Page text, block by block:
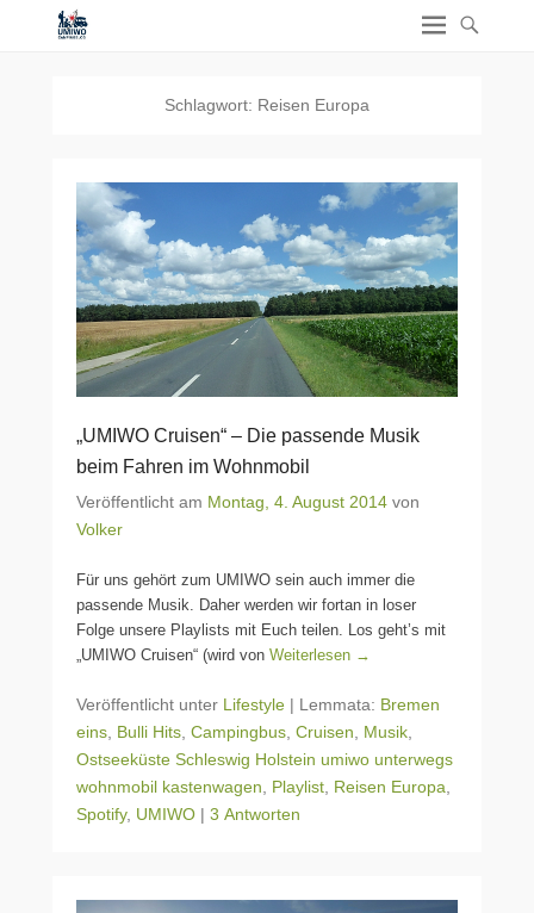
Schlagwort: Reisen Europa
„UMIWO Cruisen“ – Die passende Musik
beim Fahren im Wohnmobil
Veröffentlicht am Montag, 4. August 2014 von
Volker
Für uns gehört zum UMIWO sein auch immer die
passende Musik. Daher werden wir fortan in loser
Folge unsere Playlists mit Euch teilen. Los geht’s mit
„UMIWO Cruisen“ (wird von Weiterlesen →
Veröffentlicht unter Lifestyle | Lemmata: Bremen
eins Bulli Hits Campingbus Cruisen Musik
Ostseeküste Schleswig Holstein umiwo unterwegs
wohnmobil kastenwagen
Playlist Reisen Europa
Spotify, UMIWO | 3 Antworten